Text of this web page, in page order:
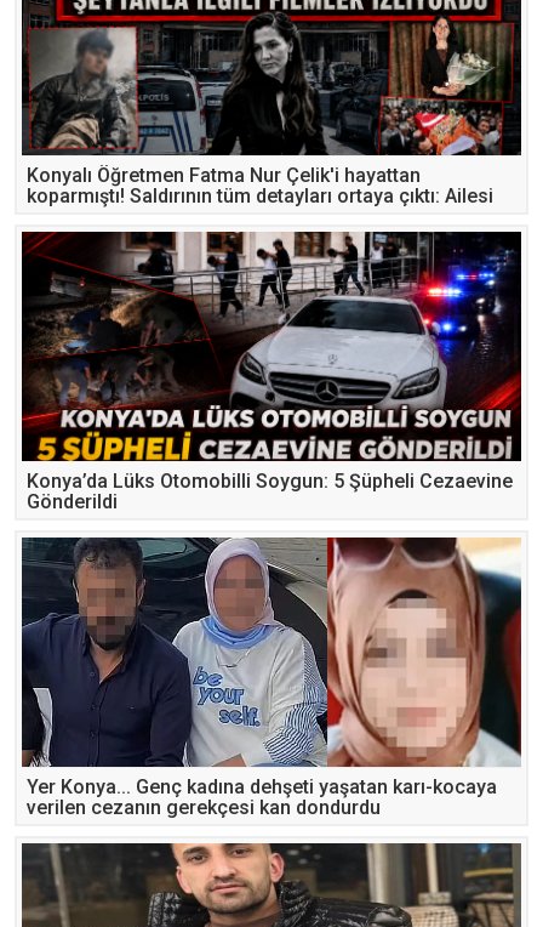
Konyalı Öğretmen Fatma Nur Çelik'i hayattan
koparmıştı! Saldırının tüm detayları ortaya çıktı: Ailesi
Konya’da Lüks Otomobilli Soygun: 5 Şüpheli Cezaevine
Gönderildi
Yer Konya... Genç kadına dehşeti yaşatan karı-kocaya
verilen cezanın gerekçesi kan dondurdu